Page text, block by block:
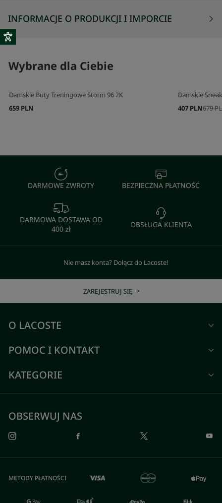
INFORMACJE O PRODUKCJI I IMPORCIE
Wybrane dla Ciebie
Damskie Buty Treningowe Storm 96 2K
659 PLN
Damskie
679
407 PLN
DARMOWE ZWROTY BEZPIECZNA PŁATNOŚĆ
DARMOWA DOSTAWA OD
400 zł
OBSŁUGA KLIENTA
Nie masz konta? Dołącz do Lacoste!
ZAREJESTRUJ SIĘ
O LACOSTE
POMOC I KONTAKT
KATEGORIE
OBSERWUJ NAS
METODY PŁATNOŚCI